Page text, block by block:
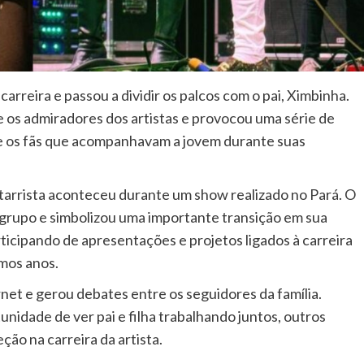
e passou a dividir os palcos com o pai, Ximbinha.
admiradores dos artistas e provocou uma série de
fãs que acompanhavam a jovem durante suas
aconteceu durante um show realizado no Pará. O
e simbolizou uma importante transição em sua
de apresentações e projetos ligados à carreira
anos.
e gerou debates entre os seguidores da família.
de ver pai e filha trabalhando juntos, outros
na carreira da artista.